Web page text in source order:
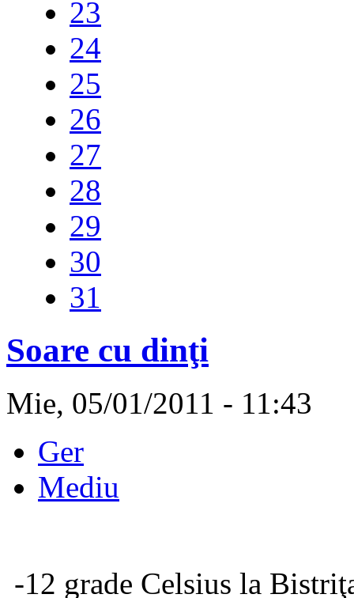
23
24
25
26
27
28
29
30
31
Soare cu dinţi
Mie, 05/01/2011 - 11:43
Ger
Mediu
-12 grade Celsius la